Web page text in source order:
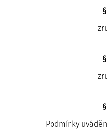
Podmínky